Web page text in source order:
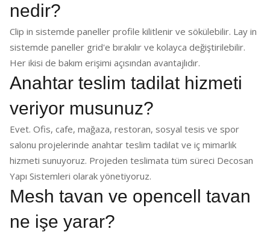
nedir?
Clip in sistemde paneller profile kilitlenir ve sökülebilir. Lay in
sistemde paneller grid'e bırakılır ve kolayca değiştirilebilir.
Her ikisi de bakım erişimi açısından avantajlıdır.
Anahtar teslim tadilat hizmeti
veriyor musunuz?
Evet. Ofis, cafe, mağaza, restoran, sosyal tesis ve spor
salonu projelerinde anahtar teslim tadilat ve iç mimarlık
hizmeti sunuyoruz. Projeden teslimata tüm süreci Decosan
Yapı Sistemleri olarak yönetiyoruz.
Mesh tavan ve opencell tavan
ne işe yarar?